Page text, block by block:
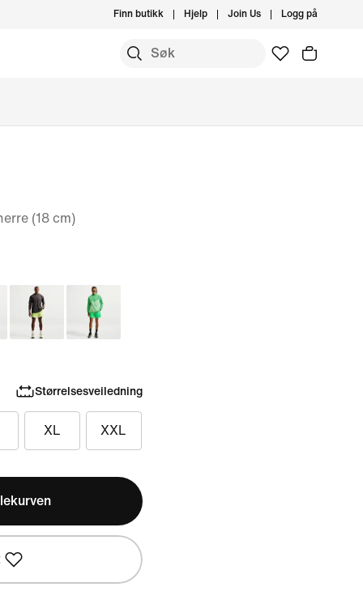
Finn butikk Hjelp Join Us Logg på
(18 cm)
Størrelsesveiledning
XL XXL